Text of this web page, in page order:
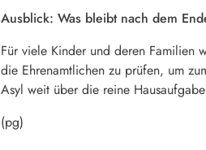
Ausblick: Was bleibt nach dem
Für viele Kinder und deren
die Ehrenamtlichen zu prüfen, um
Asyl weit über die reine
(pg)